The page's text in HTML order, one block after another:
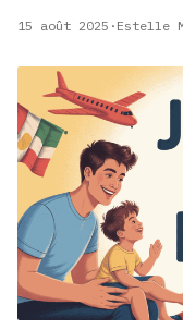
15 août 2025 · Estelle